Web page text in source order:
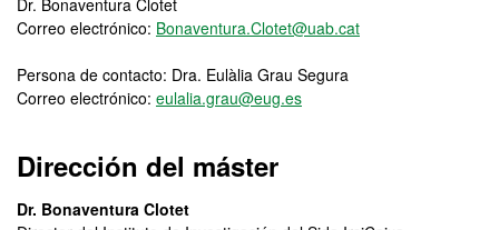
Dr. Bonaventura Clotet
Correo electrónico: Bonaventura.Clotet@uab.cat
Persona de contacto: Dra. Eulàlia Grau Segura
Correo electrónico: eulalia.grau@eug.es
Dirección del máster
Dr. Bonaventura Clotet